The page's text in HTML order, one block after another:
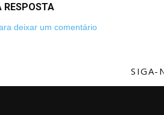
RESPOSTA
deixar um comentário
SIGA-